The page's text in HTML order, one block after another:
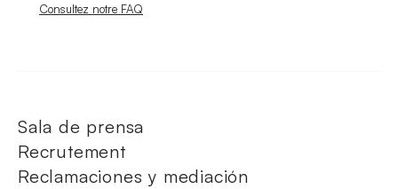
Nouvelle fenêtre
Consultez notre FAQ
Sala de prensa
Recrutement
Reclamaciones y mediación